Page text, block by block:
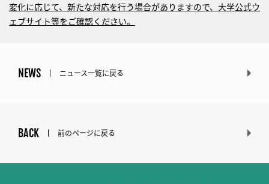
変化に応じて、新たな対応を行う場合がありますので、大学公式ウ
ェブサイト等をご確認ください。
NEWS ニュース一覧に戻る
BACK 前のページに戻る